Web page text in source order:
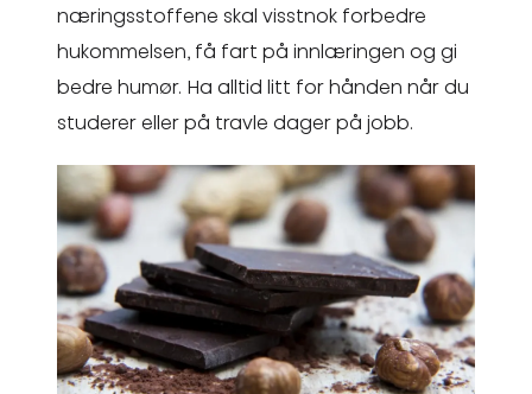
næringsstoffene skal visstnok forbedre
hukommelsen, få fart på innlæringen og gi
bedre humør. Ha alltid litt for hånden når du
studerer eller på travle dager på jobb.